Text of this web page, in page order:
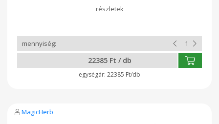
gyógynövényszappan 30gramm Szemkörnyékápoló zöldtea
kivonattal 6 ml Málnás ajakápoló shea vajjal Natur
22385 Ft / db
22385 Ft/db
MagicHerb